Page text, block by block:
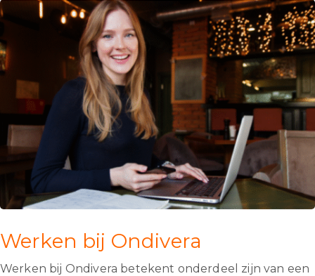
Werken bij Ondivera
Werken bij Ondivera betekent onderdeel zijn van een